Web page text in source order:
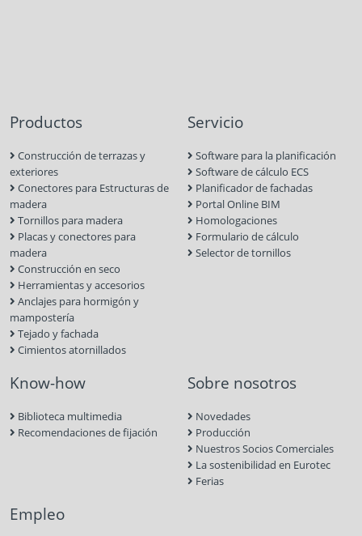
Productos
Construcción de terrazas y
exteriores
Conectores para Estructuras de
madera
Tornillos para madera
Placas y conectores para
madera
Construcción en seco
Herramientas y accesorios
Anclajes para hormigón y
mampostería
Tejado y fachada
Cimientos atornillados
Servicio
Software para la planificación
Software de cálculo ECS
Planificador de fachadas
Portal Online BIM
Homologaciones
Formulario de cálculo
Selector de tornillos
Know-how
Biblioteca multimedia
Recomendaciones de fijación
Sobre nosotros
Novedades
Producción
Nuestros Socios Comerciales
La sostenibilidad en Eurotec
Ferias
Empleo